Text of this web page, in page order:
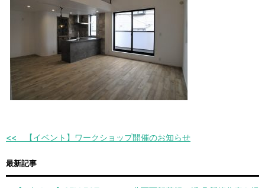
【イベント】ワークショップ開催のお知らせ
最新記事